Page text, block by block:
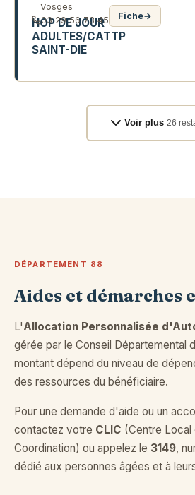
Vosges
HOP DE JOUR
ADULTES/CATTP
SAINT-DIE
03 29 56 73 45 Fiche→
Voir plus 26
DÉPARTEMENT 88
Aides et démarches
L'Allocation Personnalisée
gérée par le Conseil Départemental
montant dépend du niveau de
des ressources du bénéficiaire.
Pour une demande d'aide ou un
contactez votre CLIC (Centre
Coordination) ou appelez le 3149,
dédié aux personnes âgées et à